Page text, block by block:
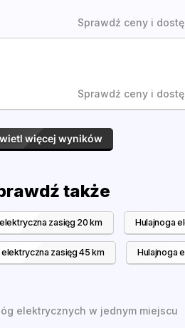
Sprawdź ceny i
Sprawdź ceny i
więcej wyników
także
zasięg 20 km Hulajnoga
elektryczna zasięg 45 km Hulajnoga
elektrycznych w jednym miejscu